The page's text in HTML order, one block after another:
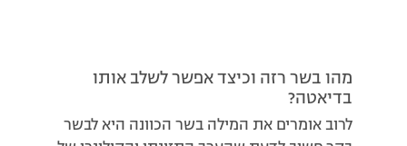
מהו בשר רזה וכיצד אפשר לשלב אותו
בדיאטה?
לרוב אומרים את המילה בשר הכוונה היא לבשר